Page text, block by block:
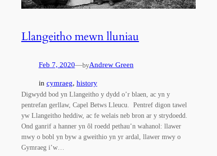
Llangeitho mewn lluniau
Feb 7, 2020—byAndrew Green
in cymraeg, history
Digwydd bod yn Llangeitho y dydd o’r blaen, ac yn y
pentrefan gerllaw, Capel Betws Lleucu. Pentref digon tawel
yw Llangeitho heddiw, ac fe welais neb bron ar y strydoedd.
Ond ganrif a hanner yn ôl roedd pethau’n wahanol: llawer
mwy o bobl yn byw a gweithio yn yr ardal, llawer mwy o
Gymraeg i’w…